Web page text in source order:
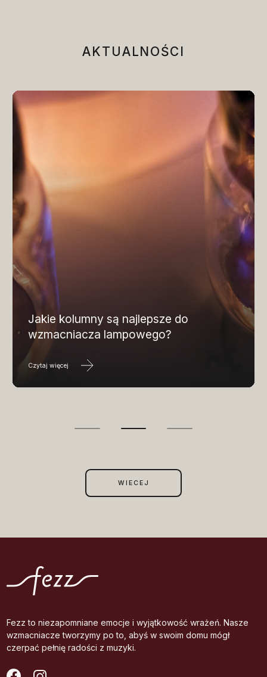
AKTUALNOŚCI
Jakie kolumny są najlepsze do
wzmacniacza lampowego?
Czytaj więcej
WIECEJ
Fezz to niezapomniane emocje i wyjątkowość wrażeń. Nasze
wzmacniacze tworzymy po to, abyś w swoim domu mógł
czerpać pełnię radości z muzyki.